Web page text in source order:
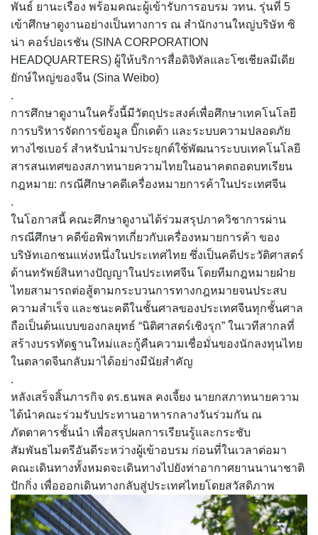
พันธ์ ยานะเรือง พร้อมคณะผู้เข้ารับการอบรม วทน. รุ่นที่ 5
เข้าศึกษาดูงานอย่างเป็นทางการ ณ สำนักงานใหญ่บริษัท ซิ
น่า คอร์ปอเรชัน (SINA CORPORATION
HEADQUARTERS) ผู้ให้บริการสื่อดิจิทัลและโซเชียลมีเดีย
ยักษ์ใหญ่ของจีน (Sina Weibo)
.
การศึกษาดูงานในครั้งนี้มีวัตถุประสงค์เพื่อศึกษาเทคโนโลยี
การบริหารจัดการข้อมูล บิ๊กเดต้า และระบบความปลอดภัย
ทางไซเบอร์ สำหรับนำมาประยุกต์ใช้พัฒนาระบบเทคโนโลยี
สารสนเทศของสภาทนายความไทยในอนาคตถอดบทเรียน
กฎหมาย: กรณีศึกษาคดีเครื่องหมายการค้าในประเทศจีน
.
ในโอกาสนี้ คณะศึกษาดูงานได้ร่วมสรุปภาควิชาการผ่าน
กรณีศึกษา คดีข้อพิพาทเกี่ยวกับเครื่องหมายการค้า ของ
บริษัทเอกชนแห่งหนึ่งในประเทศไทย ซึ่งเป็นคดีประวัติศาสตร์
ด้านทรัพย์สินทางปัญญาในประเทศจีน โดยทีมกฎหมายฝ่าย
ไทยสามารถต่อสู้ตามกระบวนการทางกฎหมายจนประสบ
ความสำเร็จ และชนะคดีในชั้นศาลของประเทศจีนทุกชั้นศาล
ถือเป็นต้นแบบของกลยุทธ์ “นิติศาสตร์เชิงรุก” ในเวทีสากลที่
สร้างบรรทัดฐานใหม่และกู้คืนความเชื่อมั่นของนักลงทุนไทย
ในตลาดจีนกลับมาได้อย่างมีนัยสำคัญ
.
หลังเสร็จสิ้นภารกิจ ดร.ธนพล คงเจี้ยง นายกสภาทนายความ
ได้นำคณะร่วมรับประทานอาหารกลางวันร่วมกัน ณ
ภัตตาคารชั้นนำ เพื่อสรุปผลการเรียนรู้และกระชับ
สัมพันธไมตรีอันดีระหว่างผู้เข้าอบรม ก่อนที่ในเวลาต่อมา
คณะเดินทางทั้งหมดจะเดินทางไปยังท่าอากาศยานนานาชาติ
ปักกิ่ง เพื่อออกเดินทางกลับสู่ประเทศไทยโดยสวัสดิภาพ